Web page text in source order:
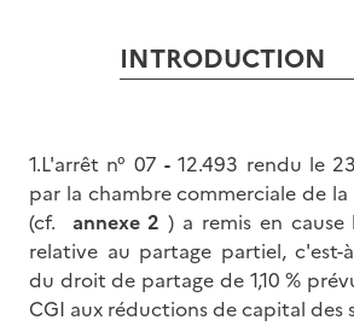
INTRODUCTION
1.L'arrêt n° 07 - 12.493 rendu le
par la chambre commerciale de
(cf. annexe 2 ) a remis en
relative au partage partiel, c'est-
du droit de partage de 1,10 %
CGI aux réductions de capital des